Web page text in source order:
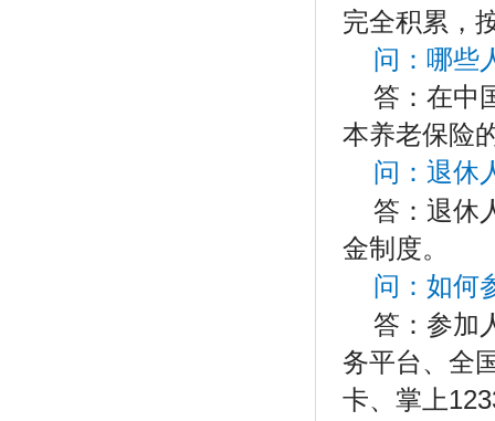
完全积累，
问：哪些
答：在中
本养老保险
问： 退休
答： 退休
金制度。
问：如何
答：参加
务平台、全
卡、掌上